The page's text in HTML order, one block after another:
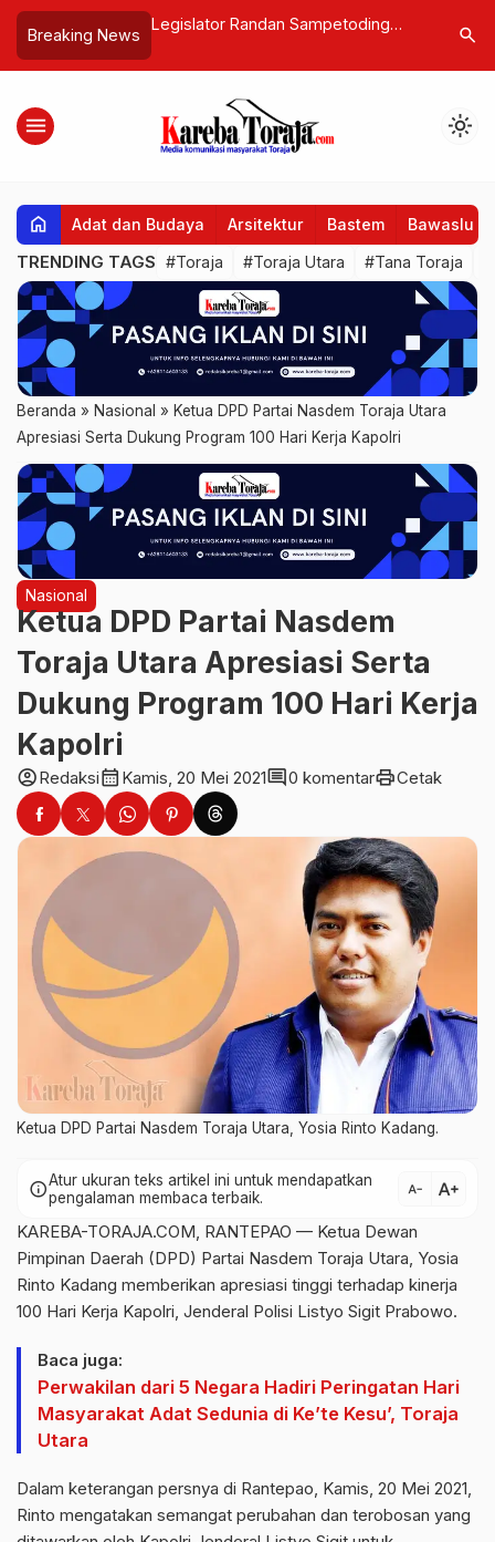
Breaking News
SPPG Pantan
Busuk dalam
OmBas: Mari Jaga dan Rawat
UKIsearch
menu light_mode
home Adat dan Budaya Arsitektur Bastem Bawaslu
TRENDING TAGS #Toraja #Toraja Utara #Tana Toraja
Beranda » Nasional » Ketua DPD Partai Nasdem Toraja Utara
Apresiasi Serta Dukung Program 100 Hari Kerja Kapolri
Nasional
Ketua DPD Partai Nasdem
Toraja Utara Apresiasi Serta
Dukung Program 100 Hari Kerja
Kapolri
account_circleRedaksicalendar_month Kamis, 20 Mei 2021comment0 komentarprintCetak
Ketua DPD Partai Nasdem Toraja Utara, Yosia Rinto Kadang.
infoAtur ukuran teks artikel ini untuk mendapatkan
pengalaman membaca terbaik.
text_decrease text_increase
KAREBA-TORAJA.COM, RANTEPAO — Ketua Dewan
Pimpinan Daerah (DPD) Partai Nasdem Toraja Utara, Yosia
Rinto Kadang memberikan apresiasi tinggi terhadap kinerja
100 Hari Kerja Kapolri, Jenderal Polisi Listyo Sigit Prabowo.
Baca juga:
Perwakilan dari 5 Negara Hadiri Peringatan Hari
Masyarakat Adat Sedunia di Ke’te Kesu’, Toraja
Utara
Dalam keterangan persnya di Rantepao, Kamis, 20 Mei 2021,
Rinto mengatakan semangat perubahan dan terobosan yang